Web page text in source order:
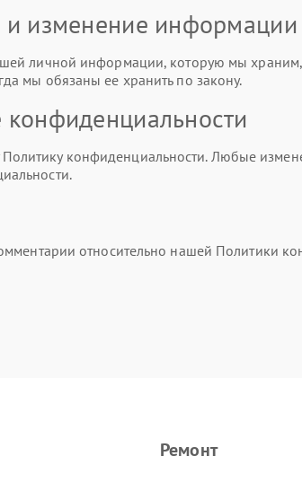
изменение информации
личной информации, которую мы
мы обязаны ее хранить по закону.
конфиденциальности. Любые
относительно нашей Политики
Ремонт